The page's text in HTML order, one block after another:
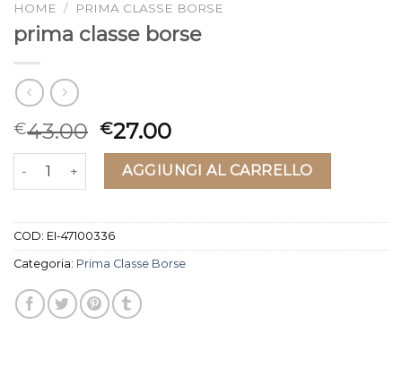
HOME / PRIMA CLASSE BORSE
prima classe borse
€43.00 €27.00
prima classe borse quantitàAGGIUNGI AL CARRELLO
COD: EI-47100336
Categoria: Prima Classe Borse